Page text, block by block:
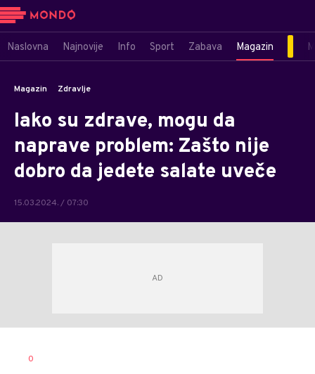
Naslovna Najnovije Info Sport Zabava Magazin
Magazin Zdravlje
Iako su zdrave, mogu da
naprave problem: Zašto nije
dobro da jedete salate uveče
15.03.2024. / 07:30
AUTOR
0